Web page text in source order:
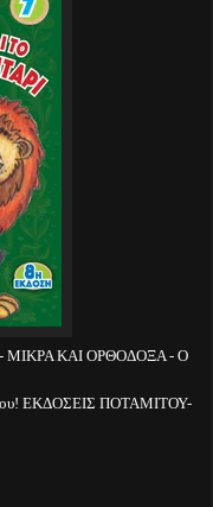
ΚΑΙ ΟΡΘΟΔΟΞΑ - Ο
ΕΚΔΟΣΕΙΣ ΠΟΤΑΜΙΤΟΥ-